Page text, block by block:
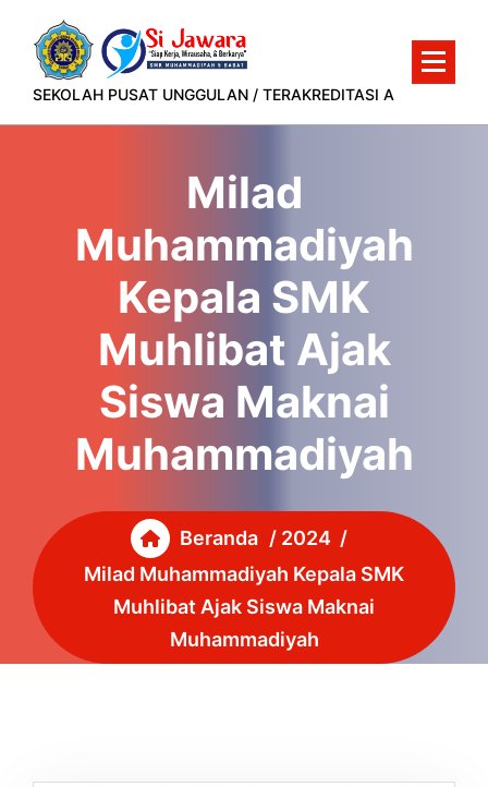
konten
SEKOLAH PUSAT UNGGULAN / TERAKREDITASI A
Milad
Muhammadiyah
Kepala SMK
Muhlibat Ajak
Siswa Maknai
Muhammadiyah
Beranda / 2024/
Milad Muhammadiyah Kepala SMK
Muhlibat Ajak Siswa Maknai
Muhammadiyah